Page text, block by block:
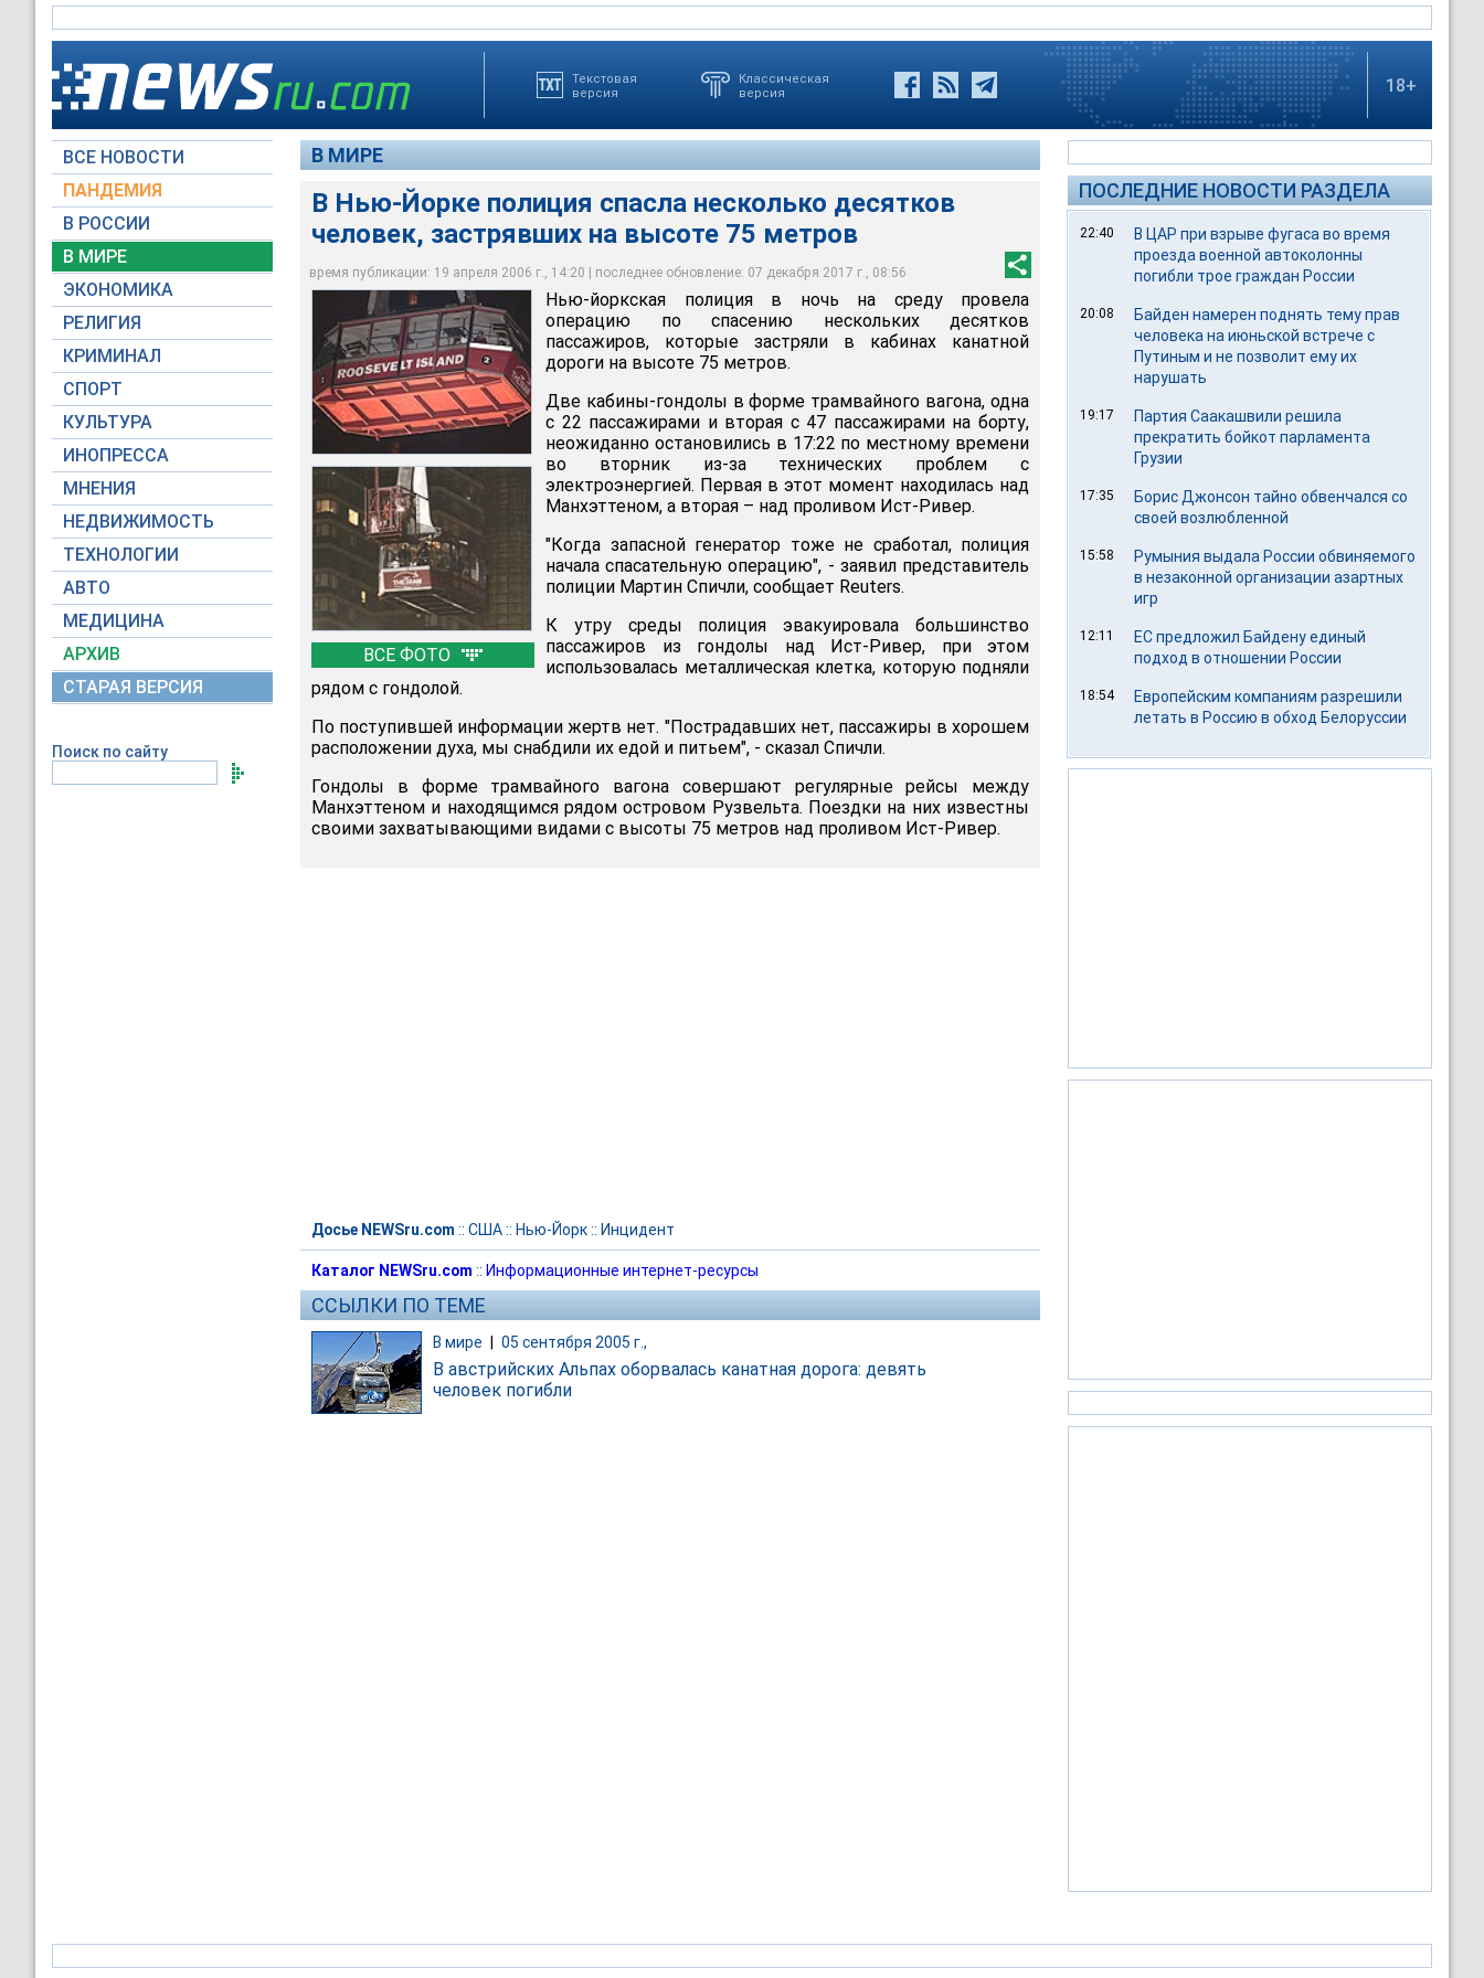
Текстовая
версия
Классическая
версия
18+
ВСЕ НОВОСТИ
ПАНДЕМИЯ
В РОССИИ
В МИРЕ
ЭКОНОМИКА
РЕЛИГИЯ
КРИМИНАЛ
СПОРТ
КУЛЬТУРА
ИНОПРЕССА
МНЕНИЯ
НЕДВИЖИМОСТЬ
ТЕХНОЛОГИИ
АВТО
МЕДИЦИНА
АРХИВ
СТАРАЯ ВЕРСИЯ
Поиск по сайту
В МИРЕ
В Нью-Йорке полиция спасла несколько десятков
человек, застрявших на высоте 75 метров
время публикации: 19 апреля 2006 г., 14:20 | последнее обновление: 07 декабря 2017 г., 08:56
ВСЕ ФОТО
В Нью-Йорке полиция спасла несколько десятков человек, застрявших на высоте 75
метров
Reuters
Две кабины-гондолы в форме трамвайного вагона, одна с 22 пассажирами и вторая с
47 пассажирами на борту неожиданно остановились в 17:22 по местному времени во
вторник из-за технических проблем с электроэнергией
Reuters
К утру среды полиция эвакуировала большинство пассажиров из гондолы над Ист-
Ривер, при этом использовалась металлическая клетка, которую подняли рядом с
гондолой
Reuters
Нью-йоркская полиция в ночь на среду провела
операцию по спасению нескольких десятков
пассажиров, которые застряли в кабинах канатной
дороги на высоте 75 метров.
Две кабины-гондолы в форме трамвайного вагона, одна
с 22 пассажирами и вторая с 47 пассажирами на борту,
неожиданно остановились в 17:22 по местному времени
во вторник из-за технических проблем с
электроэнергией. Первая в этот момент находилась над
Манхэттеном, а вторая – над проливом Ист-Ривер.
"Когда запасной генератор тоже не сработал, полиция
начала спасательную операцию", - заявил представитель
полиции Мартин Спичли, сообщает Reuters.
К утру среды полиция эвакуировала большинство
пассажиров из гондолы над Ист-Ривер, при этом
использовалась металлическая клетка, которую подняли
рядом с гондолой.
По поступившей информации жертв нет. "Пострадавших нет, пассажиры в хорошем
расположении духа, мы снабдили их едой и питьем", - сказал Спичли.
Гондолы в форме трамвайного вагона совершают регулярные рейсы между
Манхэттеном и находящимся рядом островом Рузвельта. Поездки на них известны
своими захватывающими видами с высоты 75 метров над проливом Ист-Ривер.
Досье NEWSru.com :: США:: Нью-Йорк:: Инцидент
Каталог NEWSru.com :: Информационные интернет-ресурсы
ССЫЛКИ ПО ТЕМЕ
В мире 05 сентября 2005 г.,
В австрийских Альпах оборвалась канатная дорога: девять
человек погибли
ПОСЛЕДНИЕ НОВОСТИ РАЗДЕЛА
22:40
В ЦАР при взрыве фугаса во время
проезда военной автоколонны
погибли трое граждан России
20:08
Байден намерен поднять тему прав
человека на июньской встрече с
Путиным и не позволит ему их
нарушать
19:17
Партия Саакашвили решила
прекратить бойкот парламента
Грузии
17:35
Борис Джонсон тайно обвенчался со
своей возлюбленной
15:58
Румыния выдала России обвиняемого
в незаконной организации азартных
игр
12:11
ЕС предложил Байдену единый
подход в отношении России
18:54
Европейским компаниям разрешили
летать в Россию в обход Белоруссии